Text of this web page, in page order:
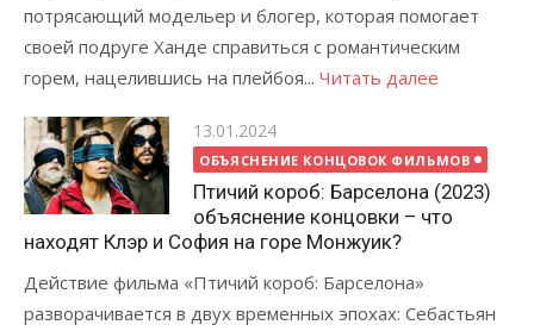
потрясающий модельер и блогер, которая помогает
своей подруге Ханде справиться с романтическим
горем, нацелившись на плейбоя... Читать далее
Posted
on
13.01.2024
ОБЪЯСНЕНИЕ КОНЦОВОК ФИЛЬМОВ
Птичий короб: Барселона (2023)
объяснение концовки – что
находят Клэр и София на горе Монжуик?
Действие фильма «Птичий короб: Барселона»
разворачивается в двух временных эпохах: Себастьян